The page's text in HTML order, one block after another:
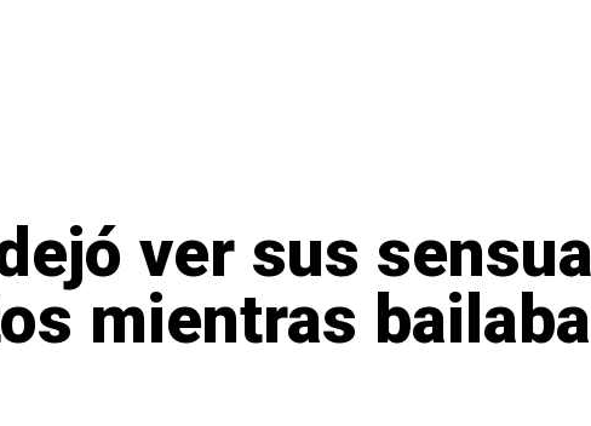
ver sus
mientras